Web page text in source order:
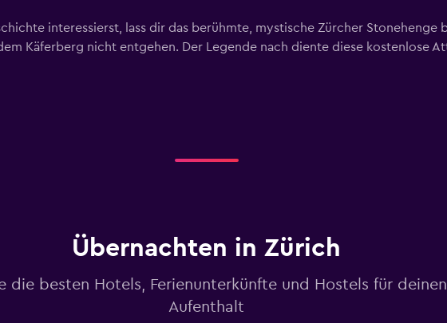
interessierst, lass dir das berühmte, mystische Zürcher Stonehenge
Käferberg nicht entgehen. Der Legende nach diente diese kostenlose
Übernachten in Zürich
die besten Hotels, Ferienunterkünfte und Hostels für deinen
Aufenthalt